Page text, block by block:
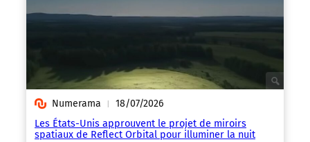
Numerama | 18/07/2026
Les États-Unis approuvent le projet de miroirs
spatiaux de Reflect Orbital pour illuminer la nuit